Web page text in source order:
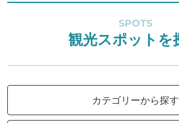
SPOTS
観光スポットを
カテゴリーから探す